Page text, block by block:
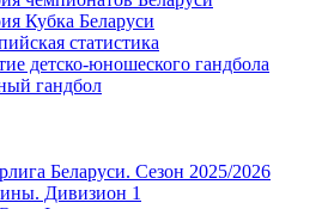
Кубка Беларуси
статистика
детско-юношеского гандбола
гандбол
Беларуси. Сезон 2025/2026
Дивизион 1